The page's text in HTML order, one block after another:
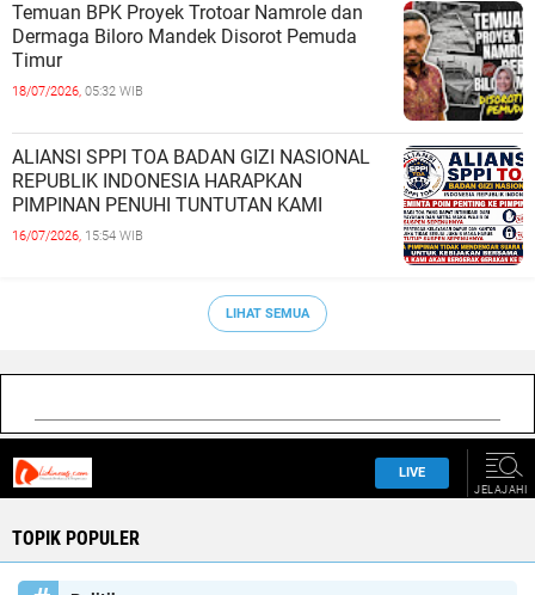
Temuan BPK Proyek Trotoar Namrole dan
Dermaga Biloro Mandek Disorot Pemuda
Timur
18/07/2026, 05:32 WIB
ALIANSI SPPI TOA BADAN GIZI NASIONAL
REPUBLIK INDONESIA HARAPKAN
PIMPINAN PENUHI TUNTUTAN KAMI
16/07/2026, 15:54 WIB
LIHAT SEMUA
TOPIK POPULER